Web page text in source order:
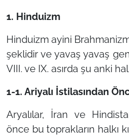
1. Hinduizm
Hinduizm ayini
şeklidir ve yavaş yavaş
VIII. ve IX. asırda şu anki
1-1. Ariyalı İstilasından
Aryalılar, İran ve
önce bu toprakların halkı